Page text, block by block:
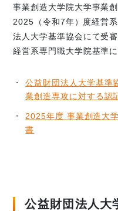
事業創造大学院大学事業
2025（令和7年）度経営
法人大学基準協会にて受
経営系専門職大学院基準
公益財団法人大学基準
業創造専攻に対する認
2025年度 事業創造大
書
公益財団法人大